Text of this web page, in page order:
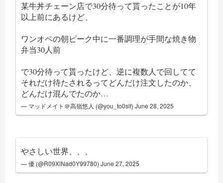
某牛丼チェーン店で30分待って貰ったことが10年
以上前にあるけど、
ワンオペの朝ピーク中に一番調理が手間な焼き物
弁当30人前
で30分待って貰ったけど、逆に複数人で回してて
それだけ待たされるってどんだけ注文したのか、
どんだけ混んでたのか…
— マッドメイト＠高嶺悠人 (@you_to0slt)June 28, 2025
やさしい世界、、、
— 優 (@R09XiNad0Y99780)June 27, 2025